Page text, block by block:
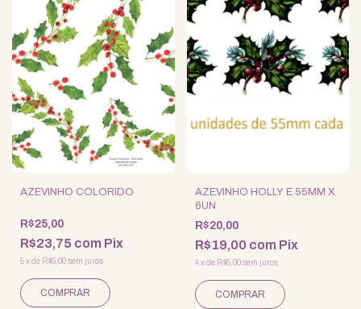
AZEVINHO COLORIDO
R$25,00
R$23,75 com Pix
5xde R$5,00sem juros
AZEVINHO HOLLY E 55MM X
6UN
R$20,00
R$19,00 com Pix
4 xde R$5,00 sem juros